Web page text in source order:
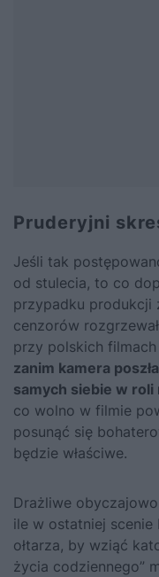
Pruderyjni
Jeśli tak
od stulecia, to co
przypadku produkcji
cenzorów
przy polskich filmach
zanim kamera
samych siebie w
co wolno w filmie
posunąć się
będzie właściwe.
Drażliwe
ile w ostatniej
ołtarza, by wziąć
życia codziennego”